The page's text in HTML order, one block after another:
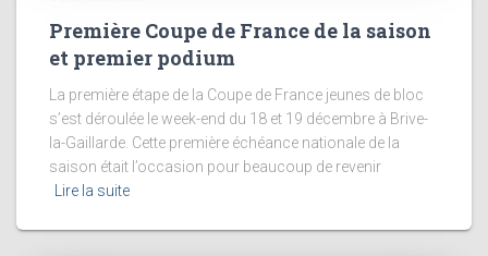
Première Coupe de France de la saison
et premier podium
La première étape de la Coupe de France jeunes de bloc
s’est déroulée le week-end du 18 et 19 décembre à Brive-
la-Gaillarde. Cette première échéance nationale de la
saison était l’occasion pour beaucoup de revenir
Lire la suite